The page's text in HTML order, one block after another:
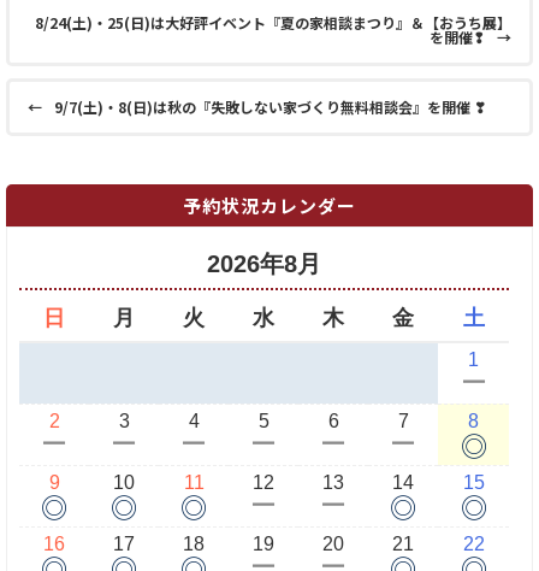
8/24(土)・25(日)は大好評イベント『夏の家相談まつり』＆【おうち展】
を開催❢ →
← 9/7(土)・8(日)は秋の『失敗しない家づくり無料相談会』を開催 ❣
予約状況カレンダー
2026年8月
日 月 火 水 木 金 土
1
ー
2
ー
3
ー
4
ー
5
ー
6
ー
7
ー
8
◎
9
◎
10
◎
11
◎
12
ー
13
ー
14
◎
15
◎
16 17 18 19 20 21 22